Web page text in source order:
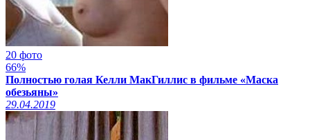
20 фото
66%
Полностью голая Келли МакГиллис в фильме «Маска
обезьяны»
29.04.2019